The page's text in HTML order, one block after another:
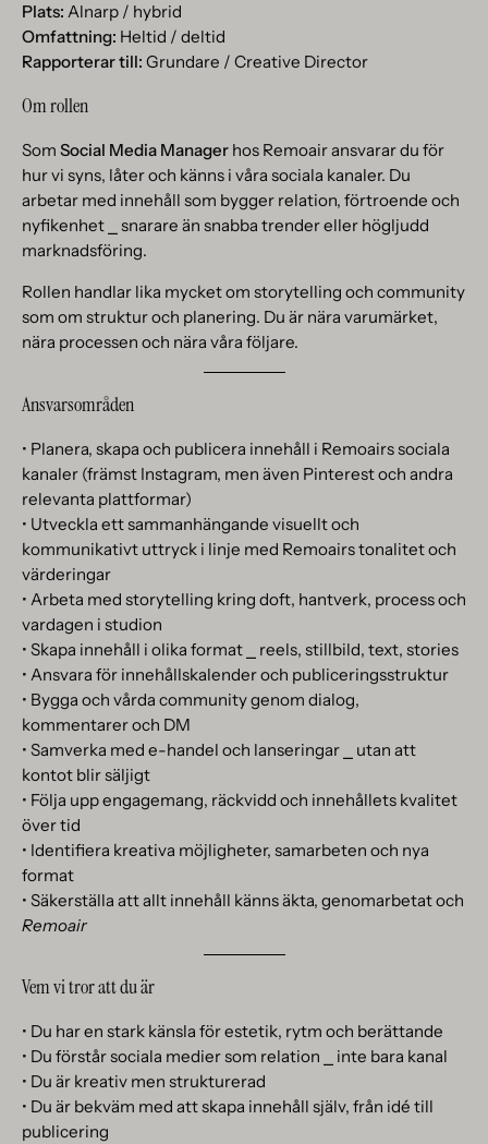
Plats: Alnarp / hybrid
Omfattning: Heltid / deltid
Rapporterar till: Grundare / Creative Director
Om rollen
Som Social Media Manager hos Remoair ansvarar du för
hur vi syns, låter och känns i våra sociala kanaler. Du
arbetar med innehåll som bygger relation, förtroende och
nyfikenhet ⎯ snarare än snabba trender eller högljudd
marknadsföring.
Rollen handlar lika mycket om storytelling och community
som om struktur och planering. Du är nära varumärket,
nära processen och nära våra följare.
Ansvarsområden
• Planera, skapa och publicera innehåll i Remoairs sociala
kanaler (främst Instagram, men även Pinterest och andra
relevanta plattformar)
• Utveckla ett sammanhängande visuellt och
kommunikativt uttryck i linje med Remoairs tonalitet och
värderingar
• Arbeta med storytelling kring doft, hantverk, process och
vardagen i studion
• Skapa innehåll i olika format ⎯ reels, stillbild, text, stories
• Ansvara för innehållskalender och publiceringsstruktur
• Bygga och vårda community genom dialog,
kommentarer och DM
• Samverka med e-handel och lanseringar ⎯ utan att
kontot blir säljigt
• Följa upp engagemang, räckvidd och innehållets kvalitet
över tid
• Identifiera kreativa möjligheter, samarbeten och nya
format
• Säkerställa att allt innehåll känns äkta, genomarbetat och
Remoair
Vem vi tror att du är
• Du har en stark känsla för estetik, rytm och berättande
• Du förstår sociala medier som relation ⎯ inte bara kanal
• Du är kreativ men strukturerad
• Du är bekväm med att skapa innehåll själv, från idé till
publicering